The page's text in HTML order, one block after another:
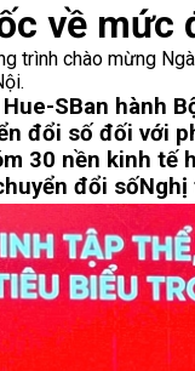
về mức
trình chào mừng
SBan hành
đổi số đối với
30 nền kinh tế
đổi sốNghị